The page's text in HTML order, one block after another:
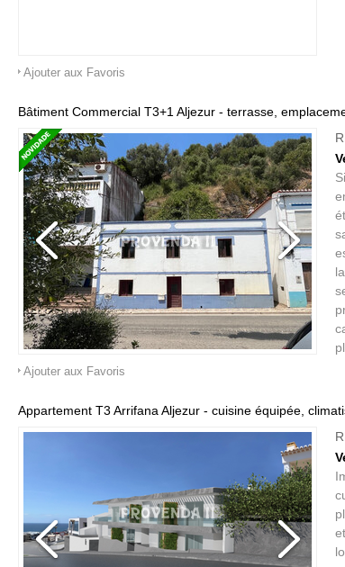
Ajouter aux Favoris
Bâtiment Commercial T3+1 Aljezur - terrasse,
Ajouter aux Favoris
Appartement T3 Arrifana Aljezur - cuisine équipée,